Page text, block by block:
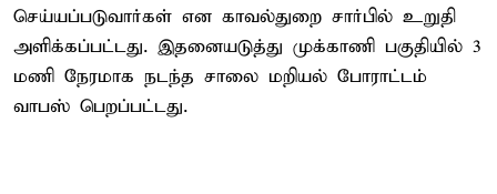
செய்யப்படுவார்கள் என காவல்துறை சார்பில் உறுதி
அளிக்கப்பட்டது. இதனையடுத்து முக்காணி பகுதியில் 3
மணி நேரமாக நடந்த சாலை மறியல் போராட்டம்
வாபஸ் பெறப்பட்டது.